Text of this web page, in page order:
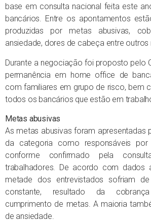
base em consulta nacional feita este
bancários. Entre os apontamentos
produzidas por metas abusivas,
ansiedade, dores de cabeça entre outros
Durante a negociação foi proposto pelo
permanência em home office de
com familiares em grupo de risco, bem
todos os bancários que estão em
Metas abusivas
As metas abusivas foram apresentadas
da categoria como responsáveis por
conforme confirmado pela
trabalhadores. De acordo com dados
metade dos entrevistados sofriam
constante, resultado da
cumprimento de metas. A maioria
de ansiedade.